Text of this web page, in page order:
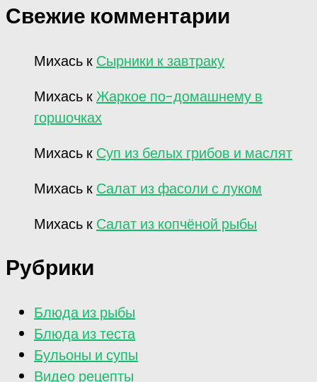
Свежие комментарии
Михась к Сырники к завтраку
Михась кЖаркое по-домашнему в
горшочках
Михась к Суп из белых грибов и маслят
Михась к Салат из фасоли с луком
Михась к Салат из копчёной рыбы
Рубрики
Блюда из рыбы
Блюда из теста
Бульоны и супы
Видео рецепты